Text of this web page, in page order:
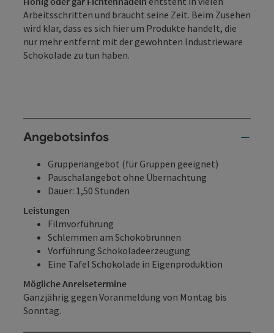
Arbeitsschritten und braucht seine Zeit. Beim Zusehen
wird klar, dass es sich hier um Produkte handelt, die
nur mehr entfernt mit der gewohnten Industrieware
Schokolade zu tun haben.
Angebotsinfos
Gruppenangebot (für Gruppen geeignet)
Pauschalangebot ohne Übernachtung
Dauer: 1,50 Stunden
Leistungen
Filmvorführung
Schlemmen am Schokobrunnen
Vorführung Schokoladeerzeugung
Eine Tafel Schokolade in Eigenproduktion
Mögliche Anreisetermine
Ganzjährig gegen Voranmeldung von Montag bis
Sonntag.